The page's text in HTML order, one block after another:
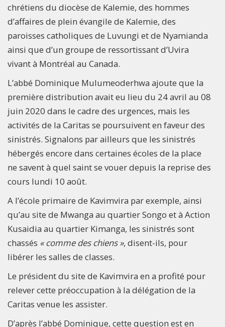
chrétiens du diocèse de Kalemie, des hommes
d’affaires de plein évangile de Kalemie, des
paroisses catholiques de Luvungi et de Nyamianda
ainsi que d’un groupe de ressortissant d’Uvira
vivant à Montréal au Canada.
L’abbé Dominique Mulumeoderhwa ajoute que la
première distribution avait eu lieu du 24 avril au 08
juin 2020 dans le cadre des urgences, mais les
activités de la Caritas se poursuivent en faveur des
sinistrés. Signalons par ailleurs que les sinistrés
hébergés encore dans certaines écoles de la place
ne savent à quel saint se vouer depuis la reprise des
cours lundi 10 août.
A l’école primaire de Kavimvira par exemple, ainsi
qu’au site de Mwanga au quartier Songo et à Action
Kusaidia au quartier Kimanga, les sinistrés sont
chassés « comme des chiens », disent-ils, pour
libérer les salles de classes.
Le président du site de Kavimvira en a profité pour
relever cette préoccupation à la délégation de la
Caritas venue les assister.
D’après l’abbé Dominique, cette question est en